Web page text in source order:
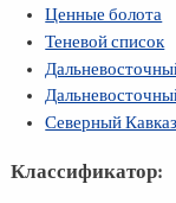
Ценные болота
Теневой список
Северный Кавказ
Классификатор: